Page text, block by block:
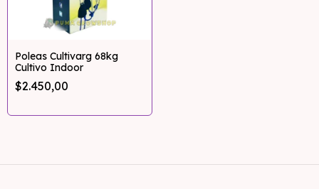
Poleas Cultivarg 68kg
Cultivo Indoor
$2.450,00